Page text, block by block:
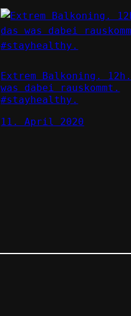
Extrem Balkoning.
was dabei rauskommt.
#stayhealthy.
11. April 2020